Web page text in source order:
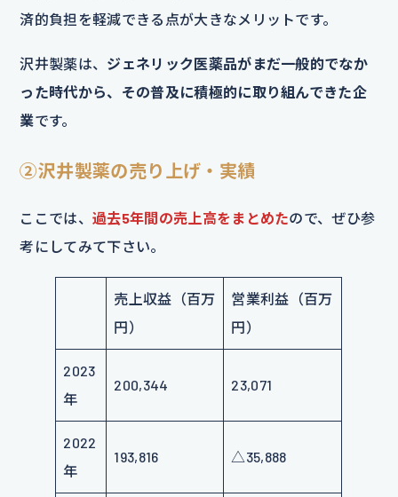
済的負担を軽減できる点が大きなメリットです。
沢井製薬は、 ジェネリック医薬品がまだ一般的でなか
った時代から、その普及に積極的に取り組んできた企
業です。
②沢井製薬の売り上げ・実績
ここでは、 過去5年間の売上高をまとめたので、ぜひ参
考にしてみて下さい。
売上収益（百万
円）
営業利益（百万
円）
2023
年
200,344 23,071
2022
年
193,816 △35,888